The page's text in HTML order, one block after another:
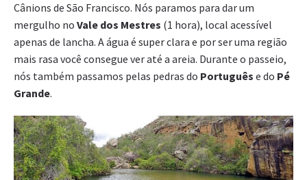
Cânions de São Francisco. Nós paramos para dar um
mergulho no Vale dos Mestres (1 hora), local acessível
apenas de lancha. A água é super clara e por ser uma região
mais rasa você consegue ver até a areia. Durante o passeio,
nós também passamos pelas pedras do Português e do Pé
Grande.